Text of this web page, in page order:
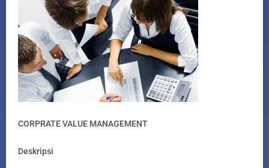
CORPRATE VALUE MANAGEMENT
Deskripsi